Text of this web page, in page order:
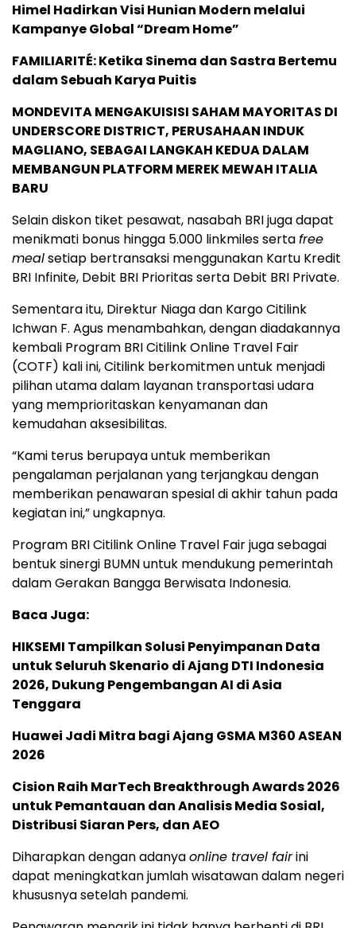
Himel Hadirkan Visi Hunian Modern melalui
Kampanye Global “Dream Home”
FAMILIARITÉ: Ketika Sinema dan Sastra Bertemu
dalam Sebuah Karya Puitis
MONDEVITA MENGAKUISISI SAHAM MAYORITAS DI
UNDERSCORE DISTRICT, PERUSAHAAN INDUK
MAGLIANO, SEBAGAI LANGKAH KEDUA DALAM
MEMBANGUN PLATFORM MEREK MEWAH ITALIA
BARU
Selain diskon tiket pesawat, nasabah BRI juga dapat
menikmati bonus hingga 5.000 linkmiles sertafree
mealsetiap bertransaksi menggunakan Kartu Kredit
BRI Infinite, Debit BRI Prioritas serta Debit BRI Private.
Sementara itu, Direktur Niaga dan Kargo Citilink
Ichwan F. Agus menambahkan, dengan diadakannya
kembali Program BRI Citilink Online Travel Fair
(COTF) kali ini, Citilink berkomitmen untuk menjadi
pilihan utama dalam layanan transportasi udara
yang memprioritaskan kenyamanan dan
kemudahan aksesibilitas.
“Kami terus berupaya untuk memberikan
pengalaman perjalanan yang terjangkau dengan
memberikan penawaran spesial di akhir tahun pada
kegiatan ini,” ungkapnya.
Program BRI Citilink Online Travel Fair juga sebagai
bentuk sinergi BUMN untuk mendukung pemerintah
dalam Gerakan Bangga Berwisata Indonesia.
Baca Juga:
HIKSEMI Tampilkan Solusi Penyimpanan Data
untuk Seluruh Skenario di Ajang DTI Indonesia
2026, Dukung Pengembangan AI di Asia
Tenggara
Huawei Jadi Mitra bagi Ajang GSMA M360 ASEAN
2026
Cision Raih MarTech Breakthrough Awards 2026
untuk Pemantauan dan Analisis Media Sosial,
Distribusi Siaran Pers, dan AEO
Diharapkan dengan adanyaonline travel fairini
dapat meningkatkan jumlah wisatawan dalam negeri
khususnya setelah pandemi.